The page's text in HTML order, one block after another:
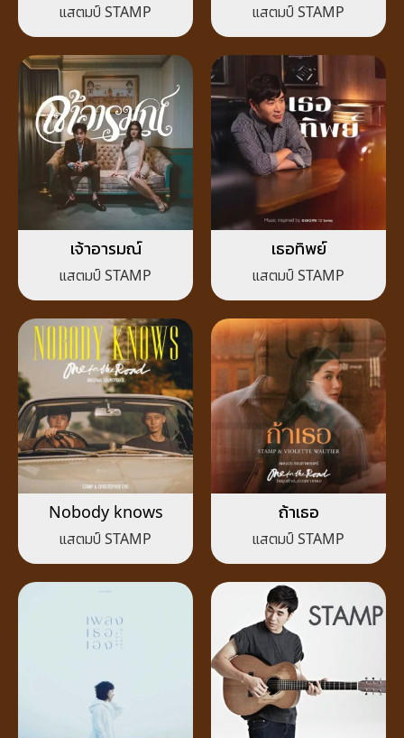
แสตมป์ STAMP แสตมป์ STAMP
เจ้าอารมณ์
แสตมป์ STAMP
เธอทิพย์
แสตมป์ STAMP
Nobody knows
แสตมป์ STAMP
ถ้าเธอ
แสตมป์ STAMP